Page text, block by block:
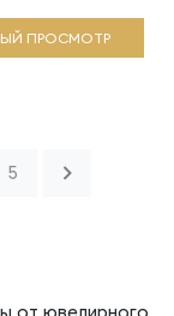
ПРОСМОТР
5